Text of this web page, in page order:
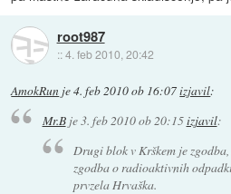
root987
::4. feb 2010, 20:42
AmokRun je4. feb 2010 ob 16:07izjavil:
Mr.Bje3. feb 2010 ob 20:15izjavil:
Drugi blok v Krškem je
zgodba o radioaktivnih
prvzela Hrvaška.